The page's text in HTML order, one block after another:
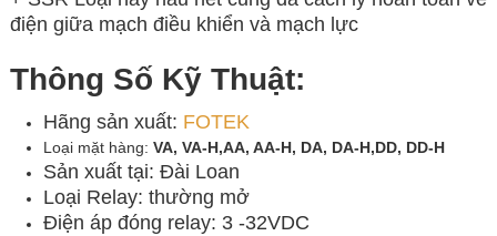
điện giữa mạch điều khiển và mạch lực
Thông Số Kỹ Thuật:
Hãng sản xuất: FOTEK
Loại mặt hàng: VA, VA-H,AA, AA-H, DA, DA-H,DD, DD-H
Sản xuất tại: Đài Loan
Loại Relay: thường mở
Điện áp đóng relay: 3 -32VDC